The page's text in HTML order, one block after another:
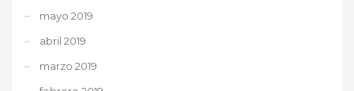
mayo 2019
abril 2019
marzo 2019